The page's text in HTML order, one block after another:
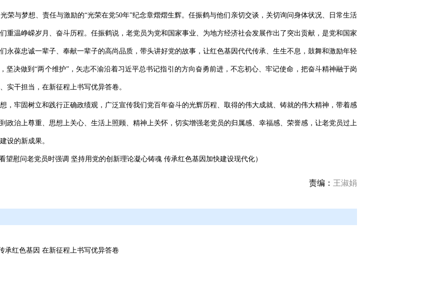
荣与梦想、责任与激励的“光荣在党50年”纪念章熠熠生辉。任振鹤与他们亲切交谈，关切询问身体状况、日常生活
重温峥嵘岁月、奋斗历程。任振鹤说，老党员为党和国家事业、为地方经济社会发展作出了突出贡献，是党和国家
永葆忠诚一辈子、奉献一辈子的高尚品质，带头讲好党的故事，让红色基因代代传承、生生不息，鼓舞和激励年轻
坚决做到“两个维护”，矢志不渝沿着习近平总书记指引的方向奋勇前进，不忘初心、牢记使命，把奋斗精神融于岗
实干担当，在新征程上书写优异答卷。
，牢固树立和践行正确政绩观，广泛宣传我们党百年奋斗的光辉历程、取得的伟大成就、铸就的伟大精神，带着感
政治上尊重、思想上关心、生活上照顾、精神上关怀，切实增强老党员的归属感、幸福感、荣誉感，让老党员过上
设的新成果。
望慰问老党员时强调 坚持用党的创新理论凝心铸魂 传承红色基因加快建设现代化）
责编： 王淑娟
承红色基因 在新征程上书写优异答卷